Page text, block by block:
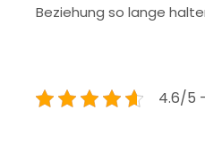
Beziehung so lange
4.6/5